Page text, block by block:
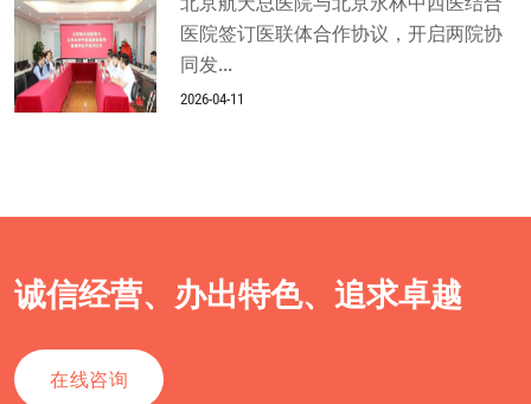
医院签订医联体合作协议，开启两院协
同发...
2026-04-11
诚信经营、办出特色、追求卓越
在线咨询